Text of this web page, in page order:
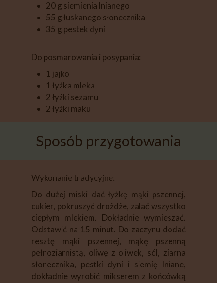
20 g siemienia lnianego
55 g łuskanego słonecznika
35 g pestek dyni
Do posmarowania i posypania:
1 jajko
1 łyżka mleka
2 łyżki sezamu
2 łyżki maku
Sposób przygotowania
Wykonanie tradycyjne:
Do dużej miski dać łyżkę mąki pszennej,
cukier, pokruszyć drożdże, zalać wszystko
ciepłym mlekiem. Dokładnie wymieszać.
Odstawić na 15 minut. Do zaczynu dodać
resztę mąki pszennej, mąkę pszenną
pełnoziarnistą, oliwę z oliwek, sól, ziarna
słonecznika, pestki dyni i siemię lniane,
dokładnie wyrobić mikserem z końcówką